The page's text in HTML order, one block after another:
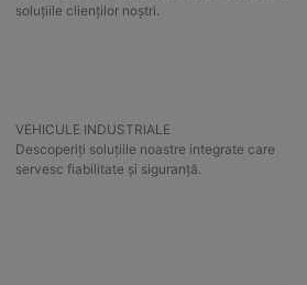
soluțiile clienților noștri.
VEHICULE INDUSTRIALE
Descoperiți soluțiile noastre integrate care
servesc fiabilitate și siguranță.